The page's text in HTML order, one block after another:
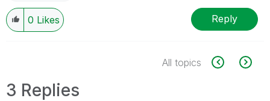
0 Likes Reply
All topics
3 Replies